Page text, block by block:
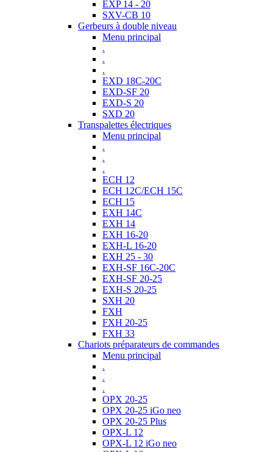
EXP 14 - 20
SXV-CB 10
Gerbeurs à double niveau
Menu principal
.
.
.
EXD 18C-20C
EXD-SF 20
EXD-S 20
SXD 20
Transpalettes électriques
Menu principal
.
.
.
ECH 12
ECH 12C/ECH 15C
ECH 15
EXH 14C
EXH 14
EXH 16-20
EXH-L 16-20
EXH 25 - 30
EXH-SF 16C-20C
EXH-SF 20-25
EXH-S 20-25
SXH 20
FXH
FXH 20-25
FXH 33
Chariots préparateurs de commandes
Menu principal
.
.
.
OPX 20-25
OPX 20-25 iGo neo
OPX 20-25 Plus
OPX-L 12
OPX-L 12 iGo neo